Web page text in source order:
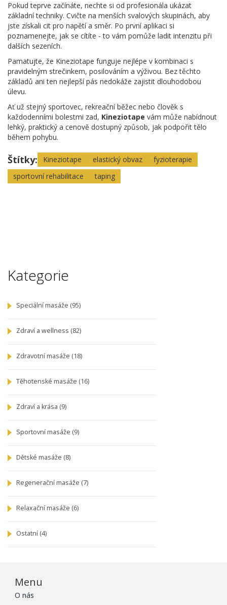
Pokud teprve začínáte, nechte si od profesionála ukázat
základní techniky. Cvičte na menších svalových skupinách, aby
jste získali cit pro napětí a směr. Po první aplikaci si
poznamenejte, jak se cítíte - to vám pomůže ladit intenzitu při
dalších sezeních.
Pamatujte, že Kineziotape funguje nejlépe v kombinaci s
pravidelným strečinkem, posilováním a výživou. Bez těchto
základů ani ten nejlepší pás nedokáže zajistit dlouhodobou
úlevu.
Ať už stejný sportovec, rekreační běžec nebo člověk s
každodenními bolestmi zad, Kineziotape vám může nabídnout
lehký, praktický a cenově dostupný způsob, jak podpořit tělo
během pohybu.
Štítky: Kineziotape elastický obvaz
fyzioterapie
sportovní rehabilitace
taping
Kategorie
Speciální masáže (95)
Zdraví a wellness (82)
Zdravotní masáže (18)
Těhotenské masáže (16)
Zdraví a krása (9)
Sportovní masáže (9)
Dětské masáže (8)
Regenerační masáže (7)
Relaxační masáže (6)
Ostatní (4)
Menu
O nás